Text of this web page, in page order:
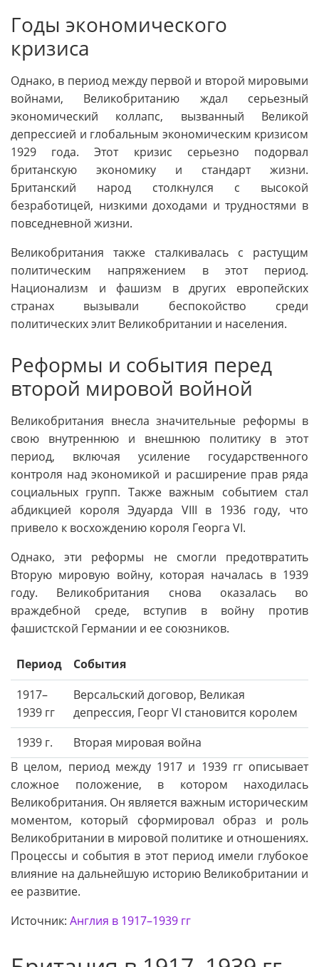
Годы экономического
кризиса
Однако, в период между первой и второй мировыми
войнами, Великобританию ждал серьезный
экономический коллапс, вызванный Великой
депрессией и глобальным экономическим кризисом
1929 года. Этот кризис серьезно подорвал
британскую экономику и стандарт жизни.
Британский народ столкнулся с высокой
безработицей, низкими доходами и трудностями в
повседневной жизни.
Великобритания также сталкивалась с растущим
политическим напряжением в этот период.
Национализм и фашизм в других европейских
странах вызывали беспокойство среди
политических элит Великобритании и населения.
Реформы и события перед
второй мировой войной
Великобритания внесла значительные реформы в
свою внутреннюю и внешнюю политику в этот
период, включая усиление государственного
контроля над экономикой и расширение прав ряда
социальных групп. Также важным событием стал
абдикцией короля Эдуарда VIII в 1936 году, что
привело к восхождению короля Георга VI.
Однако, эти реформы не смогли предотвратить
Вторую мировую войну, которая началась в 1939
году. Великобритания снова оказалась во
враждебной среде, вступив в войну против
фашистской Германии и ее союзников.
Период
События
1917–
1939 гг
Версальский договор, Великая
депрессия, Георг VI становится королем
1939 г.
Вторая мировая война
В целом, период между 1917 и 1939 гг описывает
сложное положение, в котором находилась
Великобритания. Он является важным историческим
моментом, который сформировал образ и роль
Великобритании в мировой политике и отношениях.
Процессы и события в этот период имели глубокое
влияние на дальнейшую историю Великобритании и
ее развитие.
Источник: Англия в 1917–1939 гг